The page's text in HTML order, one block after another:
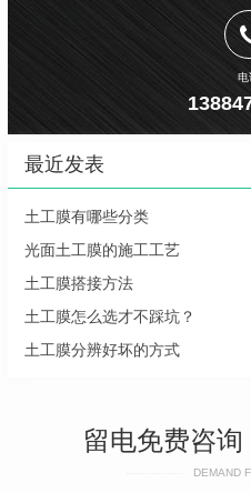
电
最近发表
土工膜有哪些分类
光面土工膜的施工工艺
土工膜搭接方法
土工膜怎么选才不踩坑？
土工膜分辨好坏的方式
留电免费咨
DEMAND